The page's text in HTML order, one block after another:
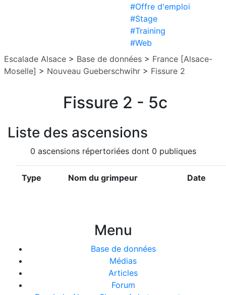
#Offre d'emploi
#Stage
#Training
#Web
Escalade Alsace > Base de données > France [Alsace-
Moselle] > Nouveau Gueberschwihr > Fissure 2
Fissure 2 - 5c
Liste des ascensions
0 ascensions répertoriées dont 0 publiques
Type Nom du grimpeur Date
Menu
Base de données
Médias
Articles
Forum